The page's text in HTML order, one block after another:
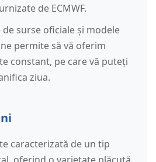
de ECMWF.
surse oficiale și modele
permite să vă oferim
constant, pe care vă puteți
ziua.
caracterizată de un tip